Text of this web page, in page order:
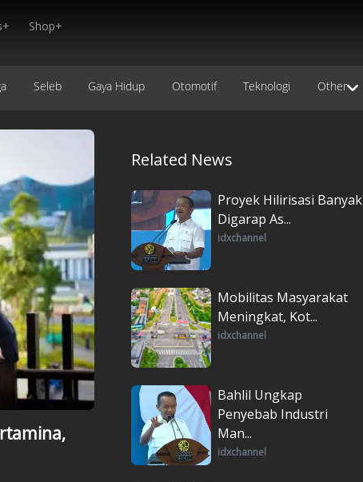
Shop+
Seleb Gaya Hidup Otomotif Teknologi Other
Related News
Proyek Hilirisasi Banyak
Digarap As...
idxchannel
Mobilitas Masyarakat
Meningkat, Kot...
idxchannel
Bahlil Ungkap
Penyebab Industri
Man...
idxchannel